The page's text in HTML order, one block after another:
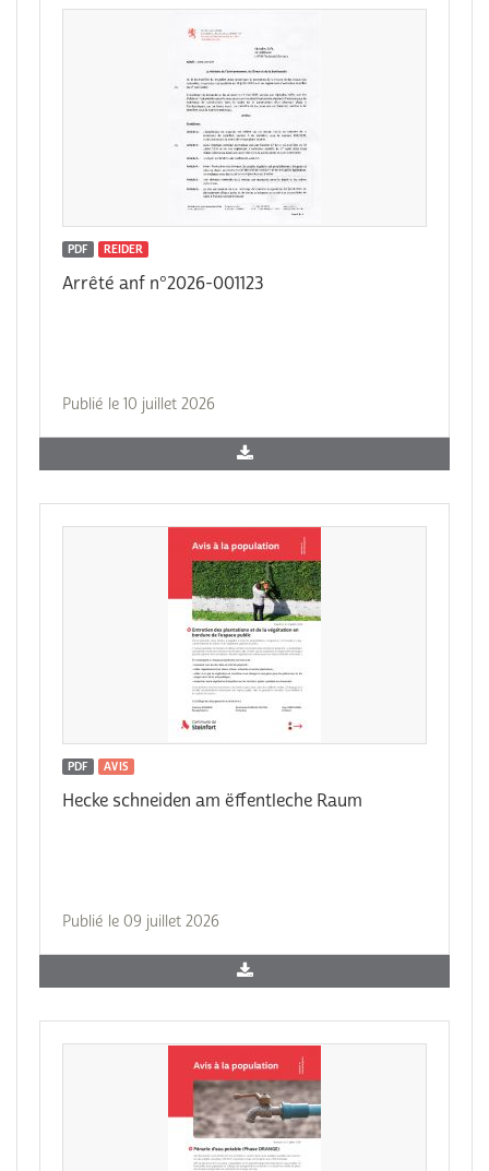
PDF REIDER
Arrêté anf n°2026-001123
Publié le 10 juillet 2026
PDF AVIS
Hecke schneiden am ëffentleche Raum
Publié le 09 juillet 2026